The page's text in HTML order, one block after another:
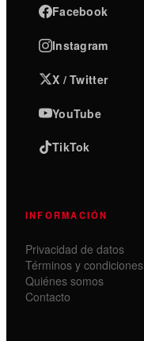
Facebook
Instagram
X / Twitter
YouTube
TikTok
INFORMACIÓN
Privacidad de datos
Términos y condiciones
Quiénes somos
Contacto